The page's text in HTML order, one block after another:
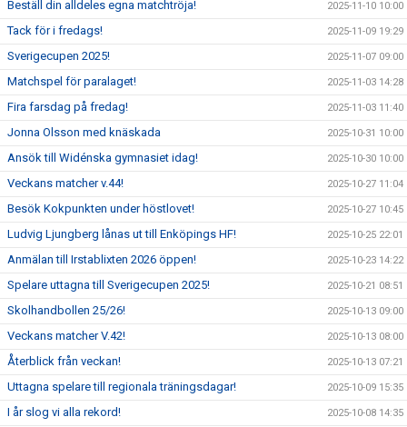
Beställ din alldeles egna matchtröja! 2025-11-10 10:00
Tack för i fredags! 2025-11-09 19:29
Sverigecupen 2025! 2025-11-07 09:00
Matchspel för paralaget! 2025-11-03 14:28
Fira farsdag på fredag! 2025-11-03 11:40
Jonna Olsson med knäskada 2025-10-31 10:00
Ansök till Widénska gymnasiet idag! 2025-10-30 10:00
Veckans matcher v.44! 2025-10-27 11:04
Besök Kokpunkten under höstlovet! 2025-10-27 10:45
Ludvig Ljungberg lånas ut till Enköpings HF! 2025-10-25 22:01
Anmälan till Irstablixten 2026 öppen! 2025-10-23 14:22
Spelare uttagna till Sverigecupen 2025! 2025-10-21 08:51
Skolhandbollen 25/26! 2025-10-13 09:00
Veckans matcher V.42! 2025-10-13 08:00
Återblick från veckan! 2025-10-13 07:21
Uttagna spelare till regionala träningsdagar! 2025-10-09 15:35
I år slog vi alla rekord! 2025-10-08 14:35